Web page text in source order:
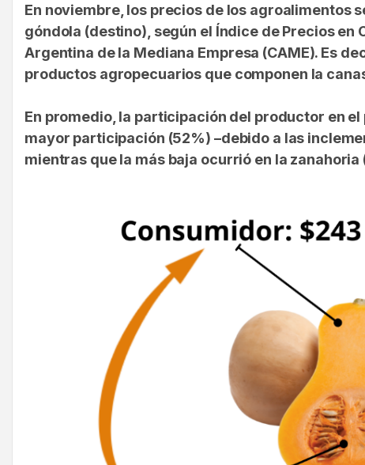
En noviembre, los precios de los agroalimentos
góndola (destino) , según el Índice de Precios
Argentina de la Mediana Empresa (CAME). Es
productos agropecuarios que componen la
En promedio, la participación del productor en
mayor participación (52%) –debido a las
mientras que la más baja ocurrió en la zanahoria